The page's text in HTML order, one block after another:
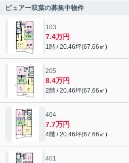
ピュアー双葉の募集中物件
103
7.4万円
1階 / 20.46坪(67.66㎡)
205
8.4万円
2階 / 20.46坪(67.66㎡)
404
7.7万円
4階 / 20.46坪(67.66㎡)
401